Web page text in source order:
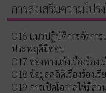
การส่งเสริมความโปร่
O16 แนวปฏิบัติการจัดการ
ประพฤติมิชอบ
O17 ช่องทางแจ้งเรื่องร้อง
O18 ข้อมูลสถิติเรื่องร้องเ
O19 การเปิดโอกาสให้มีส่ว